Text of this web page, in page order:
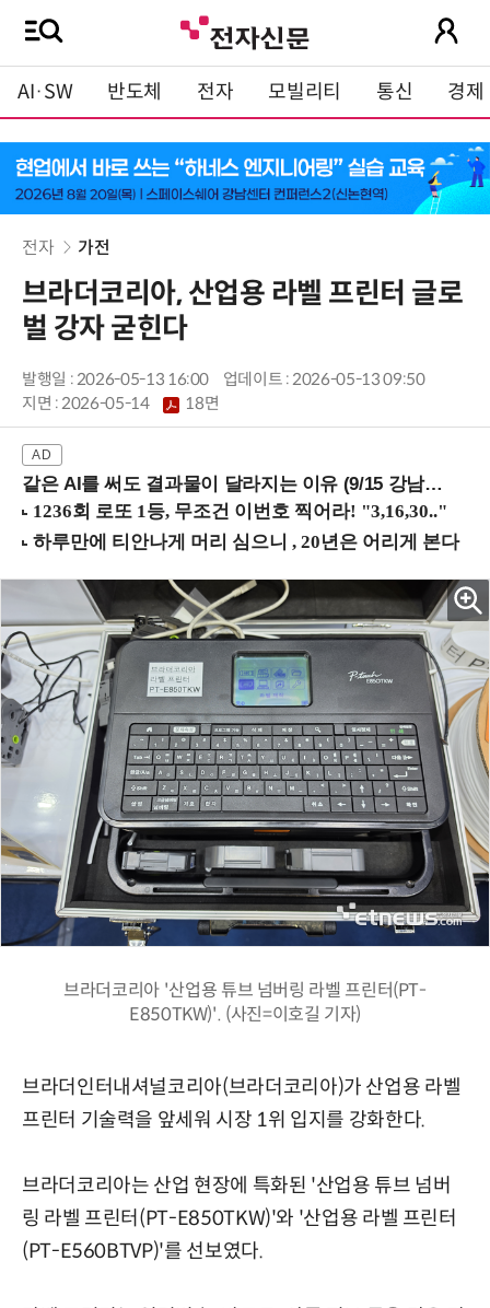
AI·SW 반도체 전자 모빌리티 통신 경제
전자 가전
브라더코리아, 산업용 라벨 프린터 글로
벌 강자 굳힌다
발행일 : 2026-05-13 16:00
업데이트 : 2026-05-13 09:50
지면 :2026-05-14 18면
같은 AI를 써도 결과물이 달라지는 이유 (9/15 강남역)
브라더코리아 '산업용 튜브 넘버링 라벨 프린터(PT-
E850TKW)'. (사진=이호길 기자)
브라더인터내셔널코리아(브라더코리아)가 산업용 라벨
프린터 기술력을 앞세워 시장 1위 입지를 강화한다.
브라더코리아는 산업 현장에 특화된 '산업용 튜브 넘버
링 라벨 프린터(PT-E850TKW)'와 '산업용 라벨 프린터
(PT-E560BTVP)'를 선보였다.